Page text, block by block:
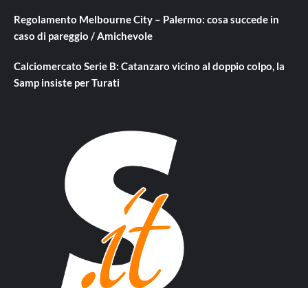
Regolamento Melbourne City – Palermo: cosa succede in
caso di pareggio / Amichevole
Calciomercato Serie B: Catanzaro vicino al doppio colpo, la
Samp insiste per Turati